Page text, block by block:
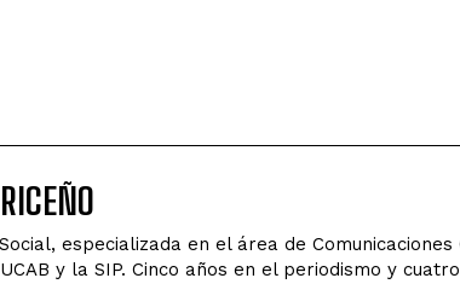
especializada en el área de
y la SIP. Cinco años en el periodismo y